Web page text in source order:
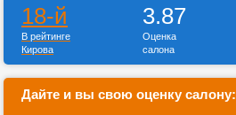
18-й
В рейтинге
Кирова
3.87
Оценка
салона
Дайте и вы свою оценку салону: